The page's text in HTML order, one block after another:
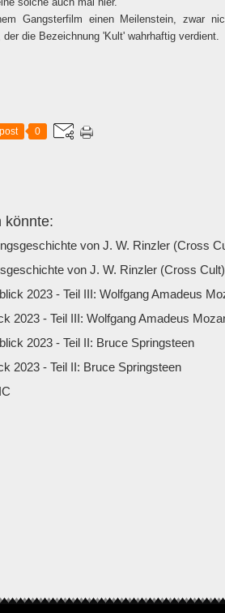
Gangsterfilm einen Meilenstein, zwar
die Bezeichnung 'Kult' wahrhaftig verdient.
0
könnte:
von J. W. Rinzler (Cross Cult)
2023 - Teil III: Wolfgang Amadeus
2023 - Teil II: Bruce Springsteen